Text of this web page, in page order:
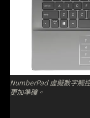
NumberPad 虛擬數字觸
更加準確。